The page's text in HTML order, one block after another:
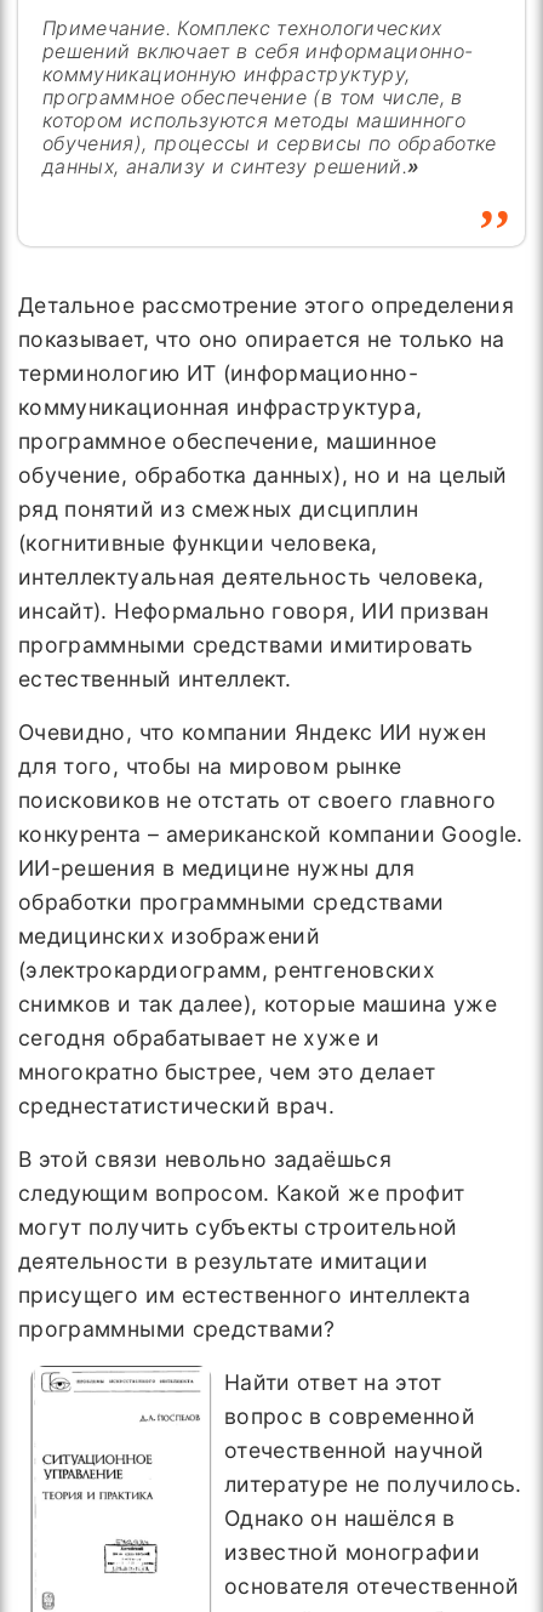
Примечание. Комплекс технологических
решений включает в себя информационно-
коммуникационную инфраструктуру,
программное обеспечение (в том числе, в
котором используются методы машинного
обучения), процессы и сервисы по обработке
данных, анализу и синтезу решений.»
Детальное рассмотрение этого определения
показывает, что оно опирается не только на
терминологию ИТ (информационно-
коммуникационная инфраструктура,
программное обеспечение, машинное
обучение, обработка данных), но и на целый
ряд понятий из смежных дисциплин
(когнитивные функции человека,
интеллектуальная деятельность человека,
инсайт). Неформально говоря, ИИ призван
программными средствами имитировать
естественный интеллект.
Очевидно, что компании Яндекс ИИ нужен
для того, чтобы на мировом рынке
поисковиков не отстать от своего главного
конкурента – американской компании Google.
ИИ-решения в медицине нужны для
обработки программными средствами
медицинских изображений
(электрокардиограмм, рентгеновских
снимков и так далее), которые машина уже
сегодня обрабатывает не хуже и
многократно быстрее, чем это делает
среднестатистический врач.
В этой связи невольно задаёшься
следующим вопросом. Какой же профит
могут получить субъекты строительной
деятельности в результате имитации
присущего им естественного интеллекта
программными средствами?
Найти ответ на этот
вопрос в современной
отечественной научной
литературе не получилось.
Однако он нашёлся в
известной монографии
основателя отечественной